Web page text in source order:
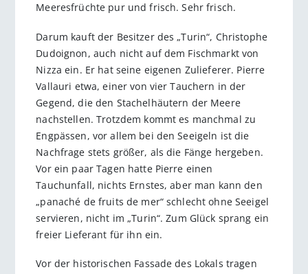
Meeresfrüchte pur und frisch. Sehr frisch.
Darum kauft der Besitzer des „Turin“, Christophe
Dudoignon, auch nicht auf dem Fischmarkt von
Nizza ein. Er hat seine eigenen Zulieferer. Pierre
Vallauri etwa, einer von vier Tauchern in der
Gegend, die den Stachelhäutern der Meere
nachstellen. Trotzdem kommt es manchmal zu
Engpässen, vor allem bei den Seeigeln ist die
Nachfrage stets größer, als die Fänge hergeben.
Vor ein paar Tagen hatte Pierre einen
Tauchunfall, nichts Ernstes, aber man kann den
„panaché de fruits de mer“ schlecht ohne Seeigel
servieren, nicht im „Turin“. Zum Glück sprang ein
freier Lieferant für ihn ein.
Vor der historischen Fassade des Lokals tragen